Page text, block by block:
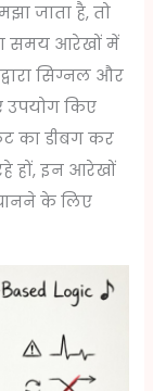
जाता है, तो
समय आरेखों में
सिग्नल और
किए
का डीबग कर
हों, इन आरेखों
के लिए